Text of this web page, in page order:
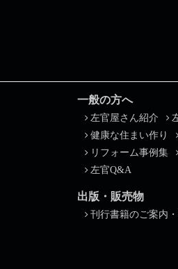
一般の方へ
左官屋さん紹介
健康な住まい作り
リフォーム事例集
左官Q&A
出版・販売物
刊行書籍のご案内